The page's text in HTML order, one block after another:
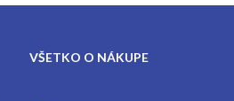
VŠETKO O NÁKUPE